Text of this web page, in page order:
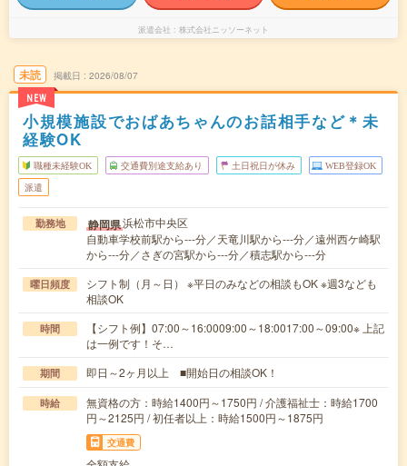
派遣会社 株式会社ニッソーネット
未読
NEW
掲載日 2026/08/07
小規模施設でおばあちゃんのお話相手など＊未
経験OK
職種未経験OK 交通費別途支給あり 土日祝日が休み WEB登録OK
派遣
勤務地 静岡県浜松市中央区
自動車学校前駅から---分／天竜川駅から---分／遠州西ケ崎駅
から---分／さぎの宮駅から---分／積志駅から---分
曜日頻度
シフト制（月～日） ※平日のみなどの相談もOK ※週3なども
相談OK
時間
【シフト例】07:00～16:0009:00～18:0017:00～09:00※ 上記
は一例です！そ…
期間 即日～2ヶ月以上 ■開始日の相談OK！
時給
無資格の方：時給1400円～1750円 / 介護福祉士：時給1700
円～2125円 / 初任者以上：時給1500円～1875円
交通費